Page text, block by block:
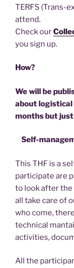
TERFS (Trans-
attend.
Check our
you sign up.
How?
We will be
about logistical
months but just
Self-
This THF is a
participate are
to look after the
all take care of
who come,
technical
activities,
All the